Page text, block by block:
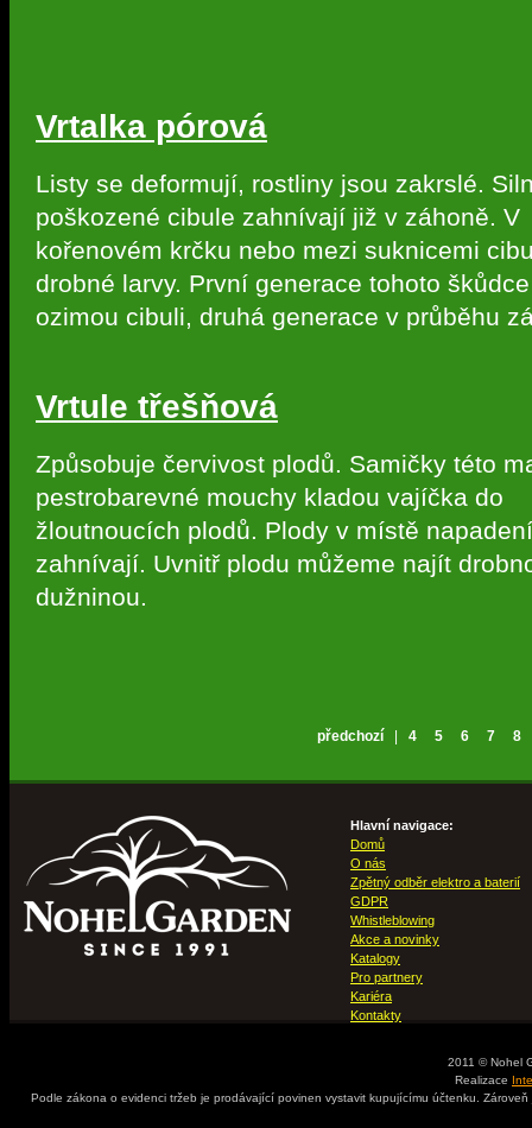
Vrtalka pórová
Listy se deformují, rostliny jsou zakrslé.
poškozené cibule zahnívají již v záhoně. V
kořenovém krčku nebo mezi suknicemi
drobné larvy. První generace tohoto
ozimou cibuli, druhá generace v průběhu
Vrtule třešňová
Způsobuje červivost plodů. Samičky této
pestrobarevné mouchy kladou vajíčka do
žloutnoucích plodů. Plody v místě
zahnívají. Uvnitř plodu můžeme najít
dužninou.
předchozí 4 5 6 7 8
Hlavní navigace:
Domů
O nás
Zpětný odběr elektro a baterií
GDPR
Whistleblowing
Akce a novinky
Katalogy
Pro partnery
Kariéra
Kontakty
2011 © Nohel
Realizace
Podle zákona o evidenci tržeb je prodávající povinen vystavit kupujícímu účtenku.